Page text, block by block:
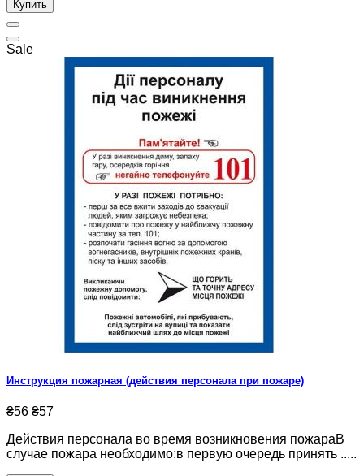
Купить
Sale
Инструкция пожарная (действия персонала при пожаре)
₴56 ₴57
Действия персонала во время возникновения пожараВ
случае пожара необходимо:в первую очередь принять .....